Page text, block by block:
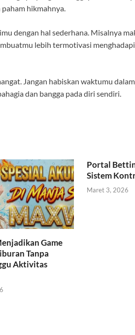
hikmahnya.
dengan hal sederhana. Misalnya
lebih termotivasi
Jangan habiskan waktumu
dan bangga pada diri sendiri.
Game
Tanpa
Aktivitas
Portal
Sistem
Maret 3, 2026